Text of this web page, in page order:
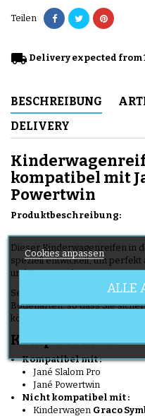
Teilen
local_shipping Delivery expected from
BESCHREIBUNG
DELIVERY
kompatibel mit
Powertwin
Produktbeschreibung:
Dieser Kinderwagenreifen in
speziell entwickelt, um perfekt
undPowertwinzu passen.
Seine Gummimischung sorgt
Bodenarten, so dass Sie
können.
Kompatibilität
Kompatibel mit :
Jané Slalom Pro
Jané Powertwin
Nicht kompatibel mit :
Kinderwagen Graco
Cookies anpassen
ALLE